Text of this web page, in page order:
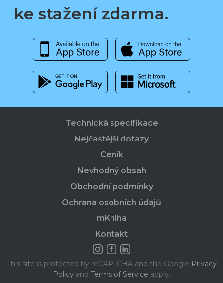
ke stažení zdarma.
Technická specifikace
Nejčastější dotazy
Ceník
Nevhodný obsah
Obchodní podmínky
Ochrana osobních údajů
mKniha
Kontakt
This site is protected by reCAPTCHA and the Google Privacy
Policy and Terms of Service apply.